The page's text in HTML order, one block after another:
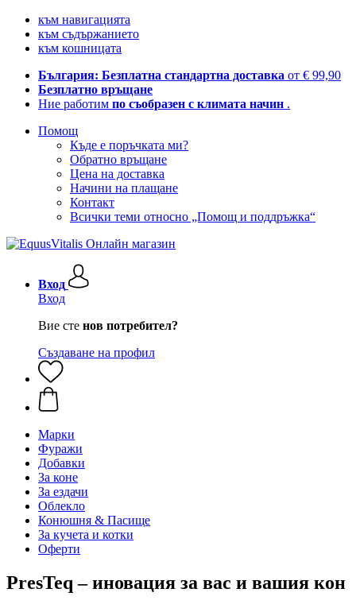
към навигацията
към съдържанието
към кошницата
България: Безплатна стандартна доставка от € 99,90
Безплатно връщане
Ние работим по съобразен с климата начин .
Помощ
Къде е поръчката ми?
Обратно връщане
Цена на доставка
Начини на плащане
Контакт
Всички теми относно „Помощ и поддръжка“
Вход
Вход
Вие сте нов потребител?
Създаване на профил
Марки
Фуражи
Добавки
За коне
За ездачи
Облекло
Конюшня & Пасище
За кучета и котки
Оферти
PresTeq – иновация за вас и вашия кон